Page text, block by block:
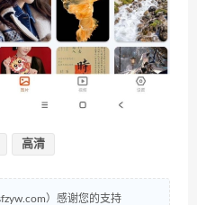
高清
）感谢您的支持